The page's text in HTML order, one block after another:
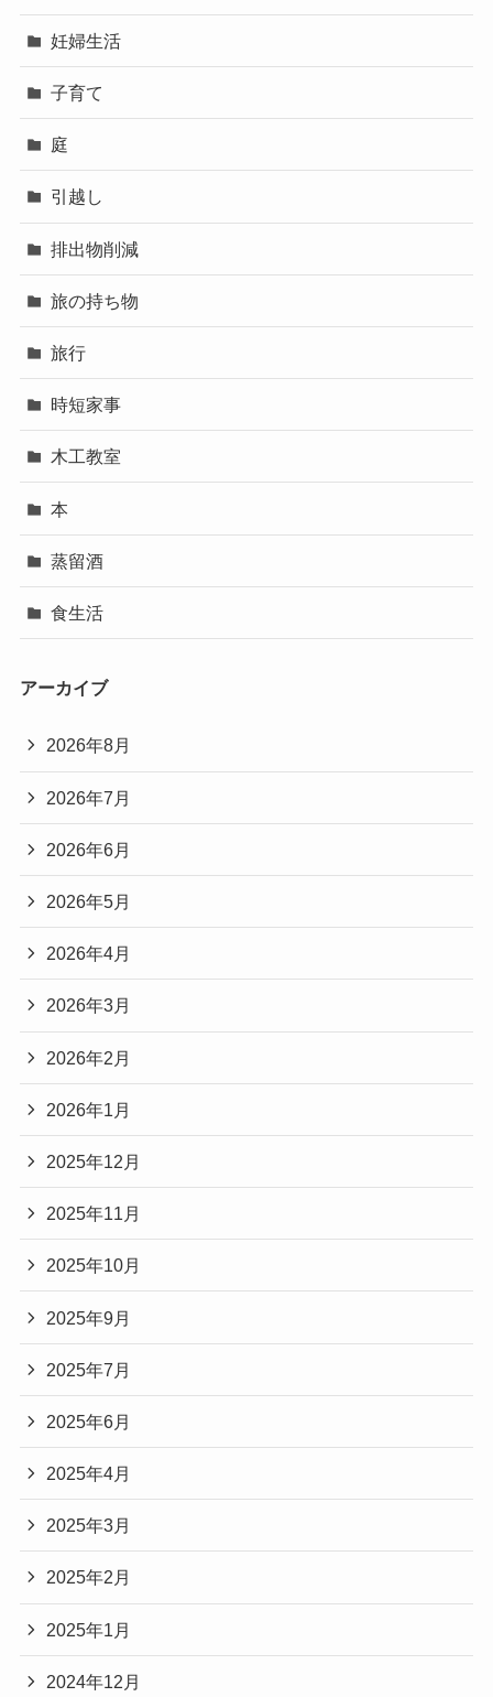
妊婦生活
子育て
庭
引越し
排出物削減
旅の持ち物
旅行
時短家事
木工教室
本
蒸留酒
食生活
アーカイブ
2026年8月
2026年7月
2026年6月
2026年5月
2026年4月
2026年3月
2026年2月
2026年1月
2025年12月
2025年11月
2025年10月
2025年9月
2025年7月
2025年6月
2025年4月
2025年3月
2025年2月
2025年1月
2024年12月